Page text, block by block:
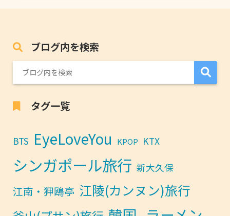
ブログ内を検索
タグ一覧
BTS EyeLoveYou KPOP KTX
シンガポール旅行 新大久保
江南・狎鴎亭 江陵(カンヌン)旅行